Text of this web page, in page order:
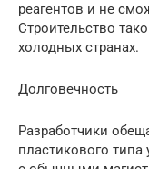
реагентов и не
Строительство
холодных странах.
Долговечность
Разработчики
пластикового типа